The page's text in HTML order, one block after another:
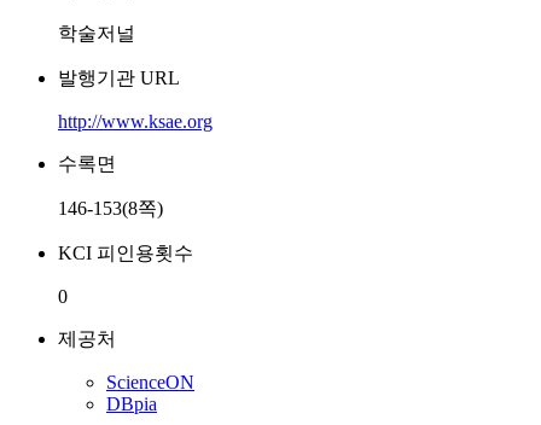
학술저널
발행기관 URL
http://www.ksae.org
수록면
146-153(8쪽)
KCI 피인용횟수
0
제공처
ScienceON
DBpia